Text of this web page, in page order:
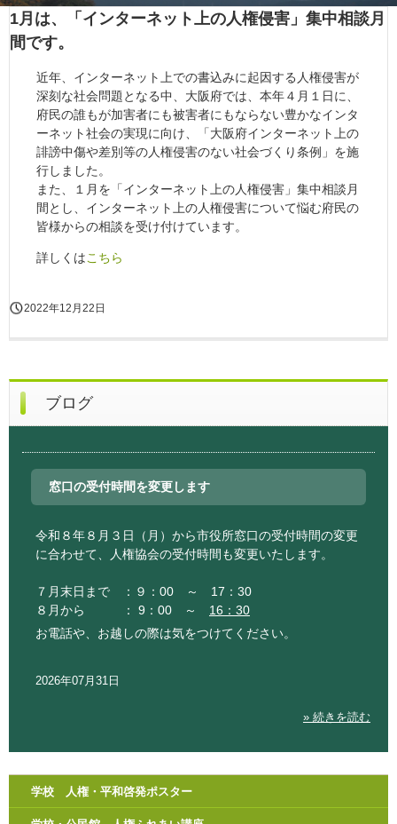
1月は、「インターネット上の人権侵害」集中相談月
間です。
近年、インターネット上での書込みに起因する人権侵害が
深刻な社会問題となる中、大阪府では、本年４月１日に、
府民の誰もが加害者にも被害者にもならない豊かなインタ
ーネット社会の実現に向け、「大阪府インターネット上の
誹謗中傷や差別等の人権侵害のない社会づくり条例」を施
行しました。
また、１月を「インターネット上の人権侵害」集中相談月
間とし、インターネット上の人権侵害について悩む府民の
皆様からの相談を受け付けています。
詳しくはこちら
2022年12月22日
ブログ
窓口の受付時間を変更します
令和８年８月３日（月）から市役所窓口の受付時間の変更
に合わせて、人権協会の受付時間も変更いたします。
７月末日まで ：９：00 ～ 17：30
８月から ： 9：00 ～ 16：30
お電話や、お越しの際は気をつけてください。
2026年07月31日
» 続きを読む
学校 人権・平和啓発ポスター